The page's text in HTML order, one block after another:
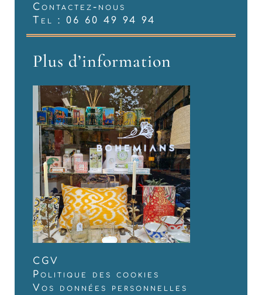
Contactez-nous
Tel : 06 60 49 94 94
Plus d’information
CGV
Politique des cookies
Vos données personnelles